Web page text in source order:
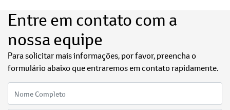
Entre em contato com a
nossa equipe
Para solicitar mais informações, por favor, preencha o
formulário abaixo que entraremos em contato rapidamente.